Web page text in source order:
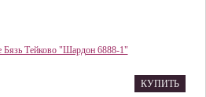
Бязь Тейково "Шардон 6888-1"
КУПИТЬ